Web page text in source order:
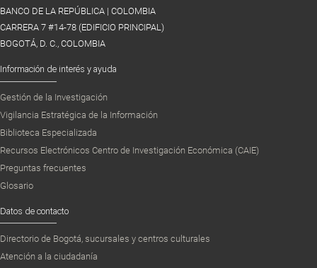
BANCO DE LA REPÚBLICA | COLOMBIA
CARRERA 7 #14-78 (EDIFICIO PRINCIPAL)
BOGOTÁ, D. C., COLOMBIA
Información de interés y ayuda
Gestión de la Investigación
Vigilancia Estratégica de la Información
Biblioteca Especializada
Recursos Electrónicos Centro de Investigación Económica (CAIE)
Preguntas frecuentes
Glosario
Datos de contacto
Directorio de Bogotá, sucursales y centros culturales
Atención a la ciudadanía